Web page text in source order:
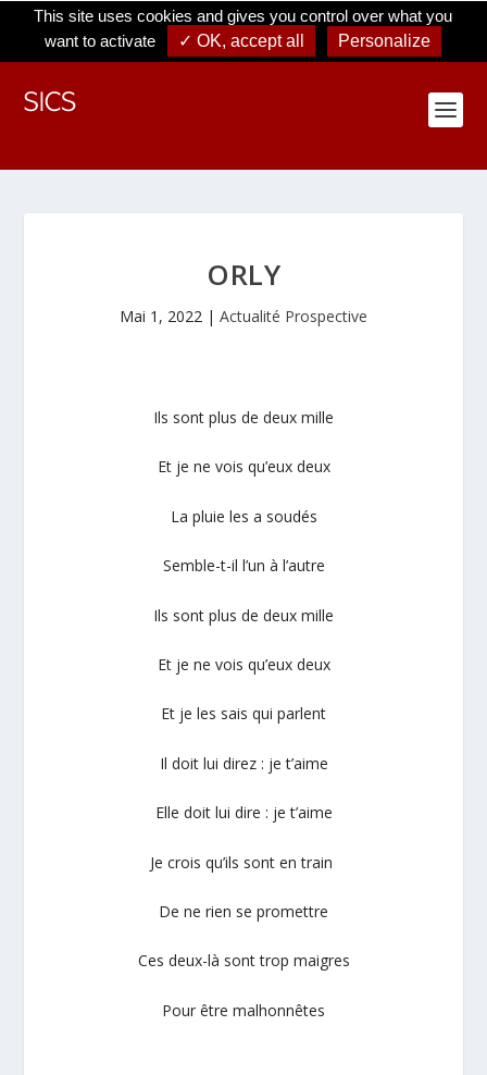
La prospective, c'est l'art d'explorer le champ des possibles qu'ouvre
sans cesse l'avenir
ORLY
Mai 1, 2022 | Actualité Prospective
Ils sont plus de deux mille
Et je ne vois qu’eux deux
La pluie les a soudés
Semble-t-il l’un à l’autre
Ils sont plus de deux mille
Et je ne vois qu’eux deux
Et je les sais qui parlent
Il doit lui direz : je t’aime
Elle doit lui dire : je t’aime
Je crois qu’ils sont en train
De ne rien se promettre
Ces deux-là sont trop maigres
Pour être malhonnêtes
This site uses cookies and gives you control over what you
want to activate
✓ OK, accept all Personalize